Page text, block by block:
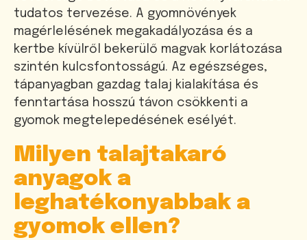
tudatos tervezése. A gyomnövények
magérlelésének megakadályozása és a
kertbe kívülről bekerülő magvak korlátozása
szintén kulcsfontosságú. Az egészséges,
tápanyagban gazdag talaj kialakítása és
fenntartása hosszú távon csökkenti a
gyomok megtelepedésének esélyét.
Milyen talajtakaró
anyagok a
leghatékonyabbak a
gyomok ellen?